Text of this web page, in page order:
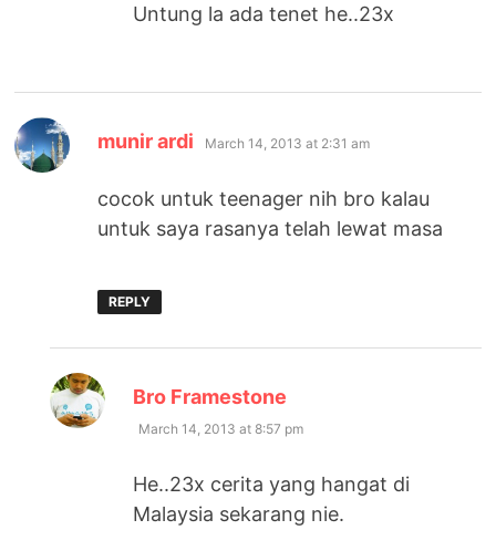
Untung la ada tenet he..23x
munir ardi says:
March 14, 2013 at 2:31 am
cocok untuk teenager nih bro kalau
untuk saya rasanya telah lewat masa
REPLY
Bro Framestone
March 14, 2013 at 8:57 pm
He..23x cerita yang hangat di
Malaysia sekarang nie.